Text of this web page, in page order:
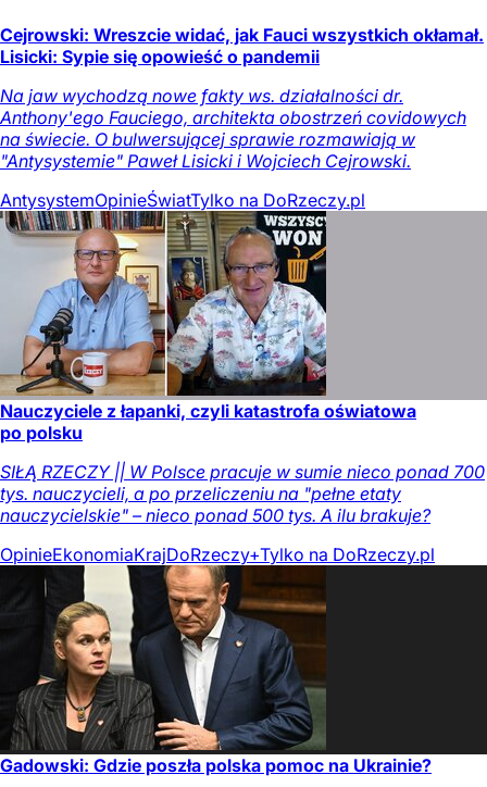
Cejrowski: Wreszcie widać, jak Fauci wszystkich okłamał.
Lisicki: Sypie się opowieść o pandemii
Na jaw wychodzą nowe fakty ws. działalności dr.
Anthony'ego Fauciego, architekta obostrzeń covidowych
na świecie. O bulwersującej sprawie rozmawiają w
"Antysystemie" Paweł Lisicki i Wojciech Cejrowski.
AntysystemOpinieŚwiatTylko na DoRzeczy.pl
Nauczyciele z łapanki, czyli katastrofa oświatowa
po polsku
SIŁĄ RZECZY || W Polsce pracuje w sumie nieco ponad 700
tys. nauczycieli, a po przeliczeniu na "pełne etaty
nauczycielskie" – nieco ponad 500 tys. A ilu brakuje?
OpinieEkonomiaKrajDoRzeczy+Tylko na DoRzeczy.pl
Gadowski: Gdzie poszła polska pomoc na Ukrainie?